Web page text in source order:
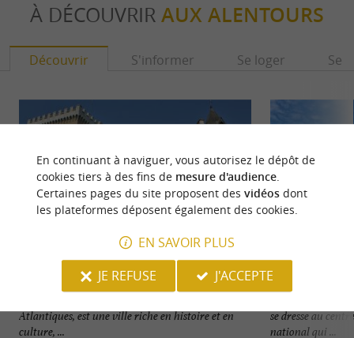
À DÉCOUVRIR AUX ALENTOURS
Découvrir S'informer Se loger Se
Atlantiques, est une ville riche en histoire et en
culture, ...
Château de Pau
se dresse au
national qui ...
En continuant à naviguer, vous autorisez le dépôt de
cookies tiers à des fins de mesure d'audience.
Certaines pages du site proposent des vidéosdont
les plateformes déposent également des cookies.
EN SAVOIR PLUS
JE REFUSE
J'ACCEPTE